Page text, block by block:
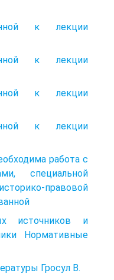
к лекции
к лекции
к лекции
к лекции
работа с
специальной
правовой
источников и
Нормативные
Гросул В.